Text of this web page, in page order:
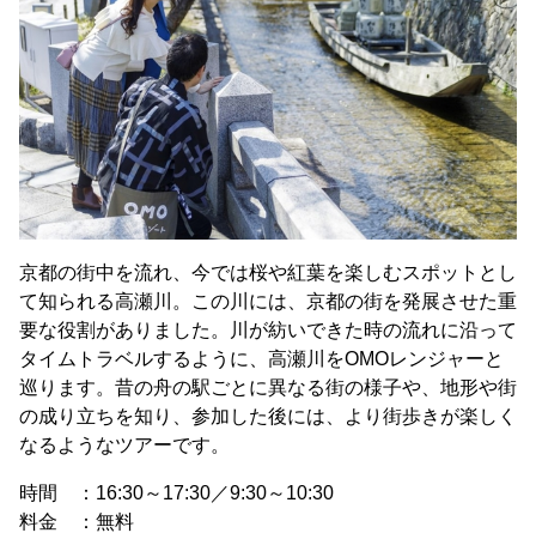
京都の街中を流れ、今では桜や紅葉を楽しむスポットとし
て知られる高瀬川。この川には、京都の街を発展させた重
要な役割がありました。川が紡いできた時の流れに沿って
タイムトラベルするように、高瀬川をOMOレンジャーと
巡ります。昔の舟の駅ごとに異なる街の様子や、地形や街
の成り立ちを知り、参加した後には、より街歩きが楽しく
なるようなツアーです。
時間 ：16:30～17:30／9:30～10:30
料金 ：無料